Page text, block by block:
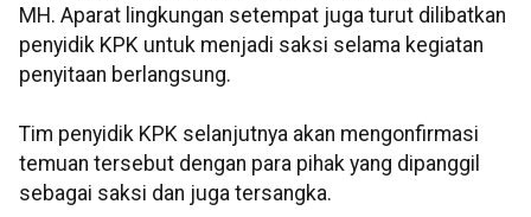
MH. Aparat lingkungan setempat juga turut dilibatkan
penyidik KPK untuk menjadi saksi selama kegiatan
penyitaan berlangsung.
Tim penyidik KPK selanjutnya akan mengonfirmasi
temuan tersebut dengan para pihak yang dipanggil
sebagai saksi dan juga tersangka.